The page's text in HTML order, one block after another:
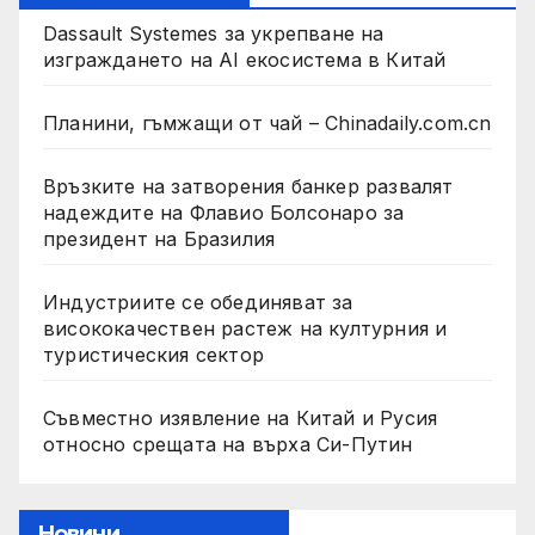
Dassault Systemes за укрепване на
изграждането на AI екосистема в Китай
Планини, гъмжащи от чай – Chinadaily.com.cn
Връзките на затворения банкер развалят
надеждите на Флавио Болсонаро за
президент на Бразилия
Индустриите се обединяват за
висококачествен растеж на културния и
туристическия сектор
Съвместно изявление на Китай и Русия
относно срещата на върха Си-Путин